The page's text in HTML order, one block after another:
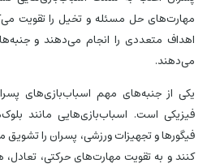
مهارت‌های حل مسئله و تخیل را تقویت
اهداف متعددی را انجام می‌دهند و
می‌دهند.
یکی از جنبه‌های مهم اسباب‌بازی‌های
فیزیکی است. اسباب‌بازی‌هایی مانند
فیگورها و تجهیزات ورزشی، پسران را
کنند و به تقویت مهارت‌های حرکتی،